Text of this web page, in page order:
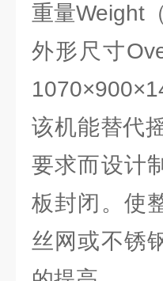
重量
外形尺寸
该机能替代
要求而设计
板封闭。使
丝网或不锈